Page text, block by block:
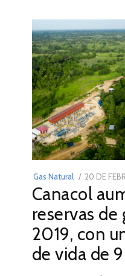
Gas Natural
POSTED
ON
20 DE
Canacol
reservas de
2019, con
de vida de